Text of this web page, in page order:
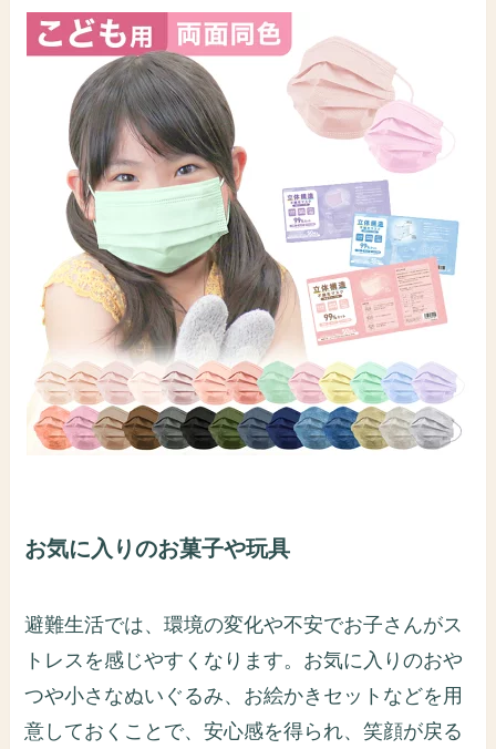
お気に入りのお菓子や玩具
避難生活では、環境の変化や不安でお子さんがス
トレスを感じやすくなります。お気に入りのおや
つや小さなぬいぐるみ、お絵かきセットなどを用
意しておくことで、安心感を得られ、笑顔が戻る